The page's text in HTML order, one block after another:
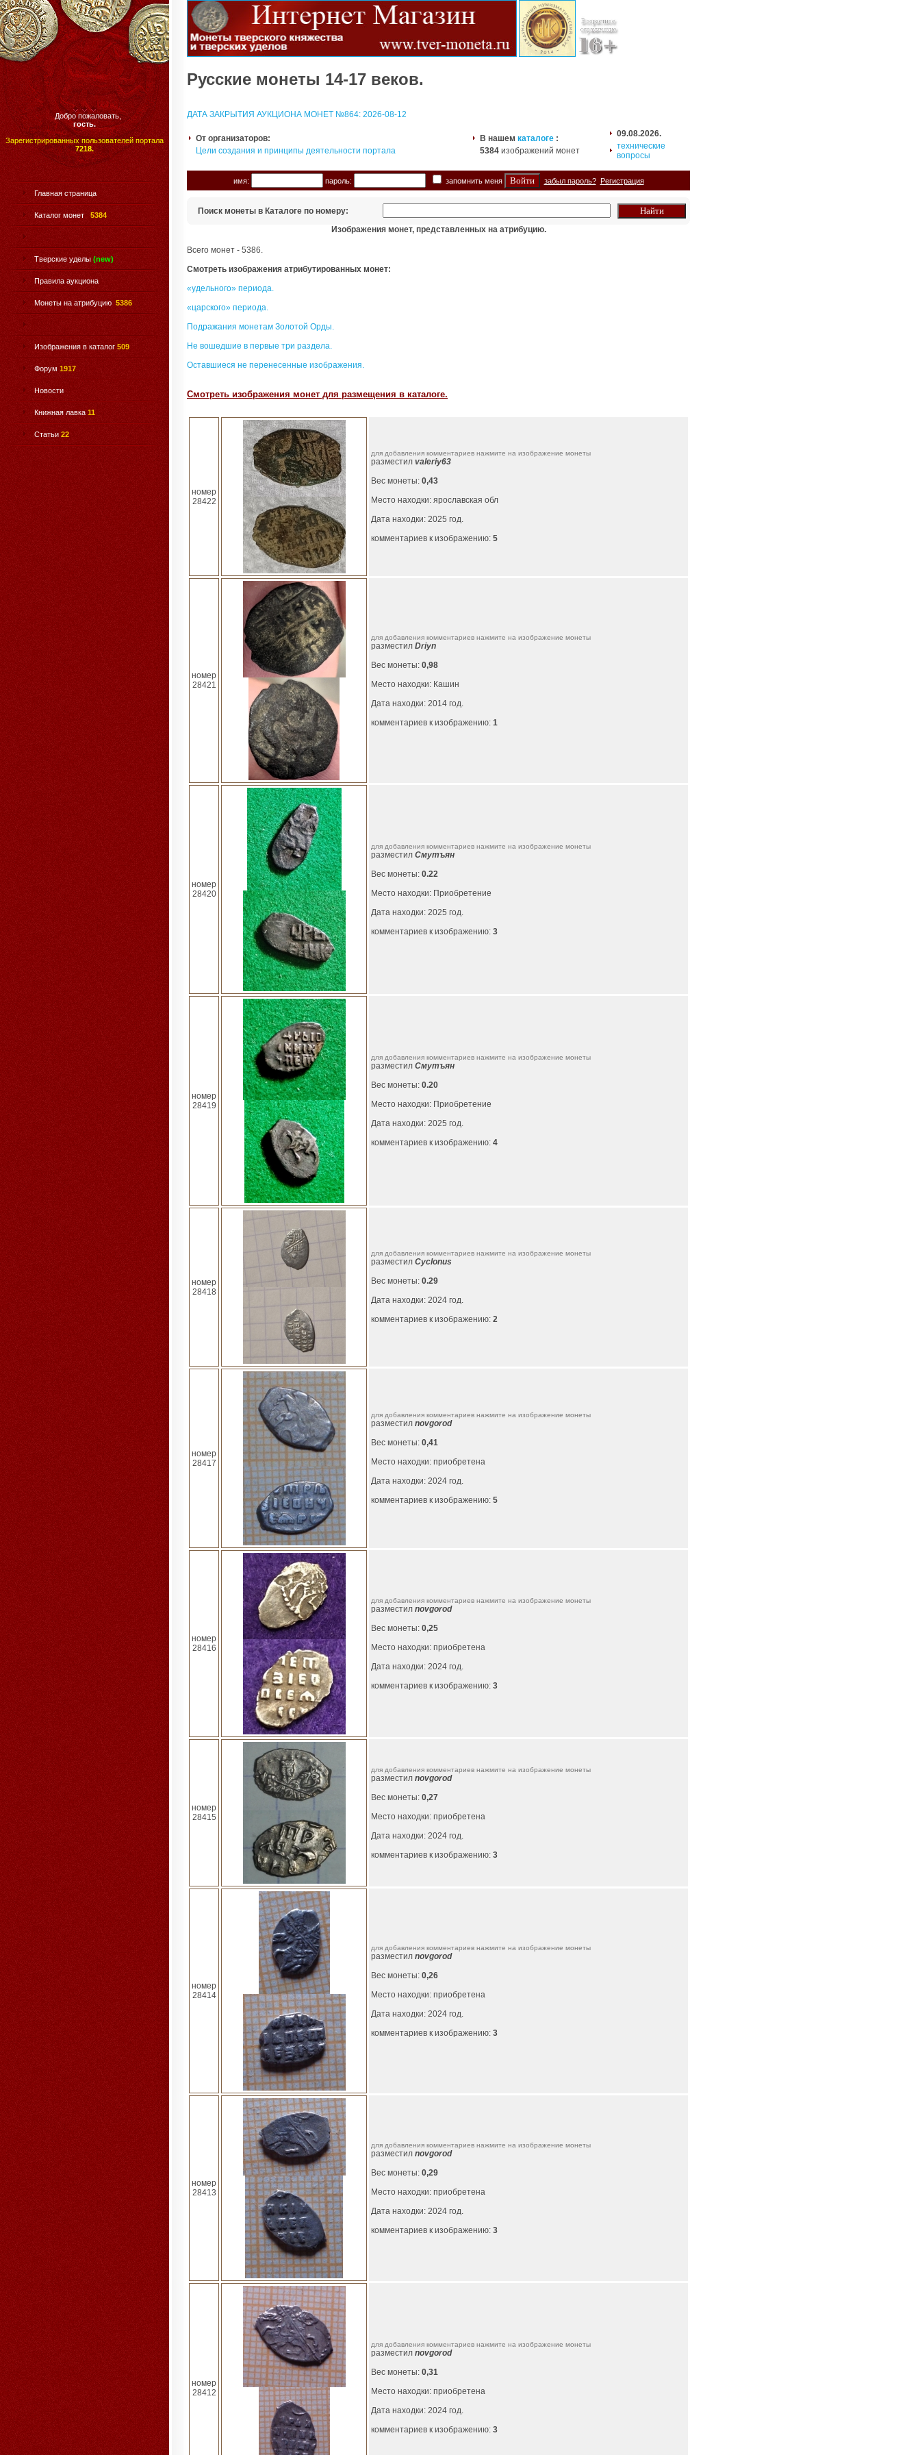
Добро пожаловать,
гость.
Зарегистрированных пользователей портала
7218.
Главная страница
Каталог монет 5384
Тверские уделы (new)
Правила аукциона
Монеты на атрибуцию 5386
Изображения в каталог 509
Форум 1917
Новости
Книжная лавка 11
Статьи 22
Русские монеты 14-17 веков.
ДАТА ЗАКРЫТИЯ АУКЦИОНА МОНЕТ №864: 2026-08-12
От организаторов:
Цели создания и принципы деятельности портала
В нашем каталоге :
5384 изображений монет
09.08.2026.
технические
вопросы
имя: пароль: запомнить меня забыл пароль? Регистрация
Поиск монеты в Каталоге по номеру:
Изображения монет, представленных на атрибуцию.
Всего монет - 5386.
Смотреть изображения атрибутированных монет:
«удельного» периода.
«царского» периода.
Подражания монетам Золотой Орды.
Не вошедшие в первые три раздела.
Оставшиеся не перенесенные изображения.
Смотреть изображения монет для размещения в каталоге.
номер
28422
для добавления комментариев нажмите на изображение монеты
разместил valeriy63
Вес монеты: 0,43
Место находки: ярославская обл
Дата находки: 2025 год.
комментариев к изображению: 5
номер
28421
для добавления комментариев нажмите на изображение монеты
разместил Driyn
Вес монеты: 0,98
Место находки: Кашин
Дата находки: 2014 год.
комментариев к изображению: 1
номер
28420
для добавления комментариев нажмите на изображение монеты
разместил Смутъян
Вес монеты: 0.22
Место находки: Приобретение
Дата находки: 2025 год.
комментариев к изображению: 3
номер
28419
для добавления комментариев нажмите на изображение монеты
разместил Смутъян
Вес монеты: 0.20
Место находки: Приобретение
Дата находки: 2025 год.
комментариев к изображению: 4
номер
28418
для добавления комментариев нажмите на изображение монеты
разместил Cyclonus
Вес монеты: 0.29
Дата находки: 2024 год.
комментариев к изображению: 2
номер
28417
для добавления комментариев нажмите на изображение монеты
разместил novgorod
Вес монеты: 0,41
Место находки: приобретена
Дата находки: 2024 год.
комментариев к изображению: 5
номер
28416
для добавления комментариев нажмите на изображение монеты
разместил novgorod
Вес монеты: 0,25
Место находки: приобретена
Дата находки: 2024 год.
комментариев к изображению: 3
номер
28415
для добавления комментариев нажмите на изображение монеты
разместил novgorod
Вес монеты: 0,27
Место находки: приобретена
Дата находки: 2024 год.
комментариев к изображению: 3
номер
28414
для добавления комментариев нажмите на изображение монеты
разместил novgorod
Вес монеты: 0,26
Место находки: приобретена
Дата находки: 2024 год.
комментариев к изображению: 3
номер
28413
для добавления комментариев нажмите на изображение монеты
разместил novgorod
Вес монеты: 0,29
Место находки: приобретена
Дата находки: 2024 год.
комментариев к изображению: 3
номер
28412
для добавления комментариев нажмите на изображение монеты
разместил novgorod
Вес монеты: 0,31
Место находки: приобретена
Дата находки: 2024 год.
комментариев к изображению: 3